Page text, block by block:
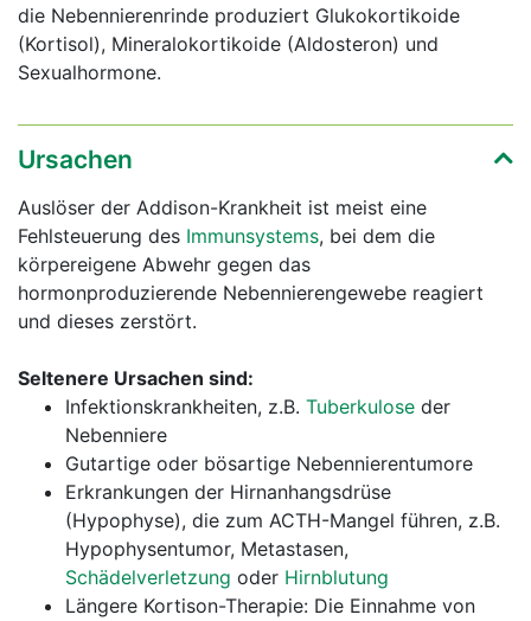
die Nebennierenrinde produziert Glukokortikoide
(Kortisol), Mineralokortikoide (Aldosteron) und
Sexualhormone.
Ursachen
Auslöser der Addison-Krankheit ist meist eine
Fehlsteuerung des Immunsystems, bei dem die
körpereigene Abwehr gegen das
hormonproduzierende Nebennierengewebe reagiert
und dieses zerstört.
Seltenere Ursachen sind:
Infektionskrankheiten, z.B. Tuberkulose der
Nebenniere
Gutartige oder bösartige Nebennierentumore
Erkrankungen der Hirnanhangsdrüse
(Hypophyse), die zum ACTH-Mangel führen, z.B.
Hypophysentumor, Metastasen,
Schädelverletzung oder Hirnblutung
Längere Kortison-Therapie: Die Einnahme von